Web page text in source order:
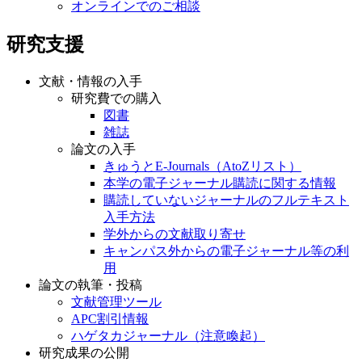
オンラインでのご相談
研究支援
文献・情報の入手
研究費での購入
図書
雑誌
論文の入手
きゅうとE-Journals（AtoZリスト）
本学の電子ジャーナル購読に関する情報
購読していないジャーナルのフルテキスト
入手方法
学外からの文献取り寄せ
キャンパス外からの電子ジャーナル等の利
用
論文の執筆・投稿
文献管理ツール
APC割引情報
ハゲタカジャーナル（注意喚起）
研究成果の公開